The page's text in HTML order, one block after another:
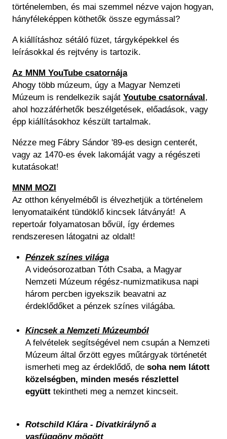
történelemben, és mai szemmel nézve vajon hogyan,
hányféleképpen köthetők össze egymással?
A kiállításhoz sétáló füzet, tárgyképekkel és
leírásokkal és rejtvény is tartozik.
Az MNM YouTube csatornája
Ahogy több múzeum, úgy a Magyar Nemzeti
Múzeum is rendelkezik saját Youtube csatornával,
ahol hozzáférhetők beszélgetések, előadások, vagy
épp kiállításokhoz készült tartalmak.
Nézze meg Fábry Sándor '89-es design centerét,
vagy az 1470-es évek lakomáját vagy a régészeti
kutatásokat!
MNM MOZI
Az otthon kényelméből is élvezhetjük a történelem
lenyomataiként tündöklő kincsek látványát! A
repertoár folyamatosan bővül, így érdemes
rendszeresen látogatni az oldalt!
Pénzek színes világa
A videósorozatban Tóth Csaba, a Magyar
Nemzeti Múzeum régész-numizmatikusa napi
három percben igyekszik beavatni az
érdeklődőket a pénzek színes világába.
Kincsek a Nemzeti Múzeumból
A felvételek segítségével nem csupán a Nemzeti
Múzeum által őrzött egyes műtárgyak történetét
ismerheti meg az érdeklődő, de soha nem látott
közelségben, minden mesés részlettel
együtttekintheti meg a nemzet kincseit.
Rotschild Klára - Divatkirálynő a
vasfüggöny mögött